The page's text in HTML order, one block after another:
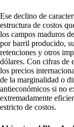
Ese declino de
estructura de costos
los campos maduros
por barril producido,
retenciones y otros
dólares. Con cifras de
los precios
de la marginalidad o
antieconómicos si no
extremadamente
estricto de costos.